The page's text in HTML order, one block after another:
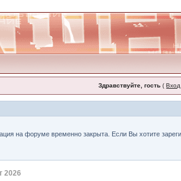
Здравствуйте, гость (Вход
на форуме временно закрыта. Если Вы хотите
2026